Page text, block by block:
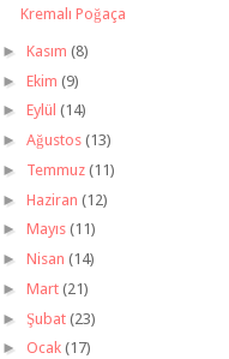
Kremalı Poğaça
► Kasım (8)
► Ekim (9)
► Eylül (14)
► Ağustos (13)
► Temmuz (11)
► Haziran (12)
► Mayıs (11)
► Nisan (14)
► Mart (21)
► Şubat (23)
► Ocak (17)